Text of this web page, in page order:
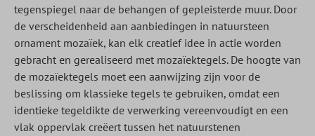
tegenspiegel naar de behangen of gepleisterde muur. Door
de verscheidenheid aan aanbiedingen in natuursteen
ornament mozaïek, kan elk creatief idee in actie worden
gebracht en gerealiseerd met mozaïektegels. De hoogte van
de mozaïektegels moet een aanwijzing zijn voor de
beslissing om klassieke tegels te gebruiken, omdat een
identieke tegeldikte de verwerking vereenvoudigt en een
vlak oppervlak creëert tussen het natuurstenen